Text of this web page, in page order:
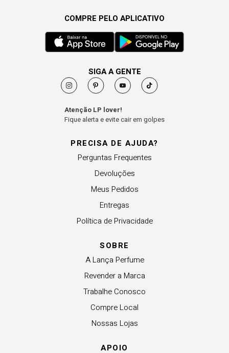
PRECISA DE AJUDA?
Perguntas Frequentes
Devoluções
Meus Pedidos
Entregas
Política de Privacidade
SOBRE
A Lança Perfume
Revender a Marca
Trabalhe Conosco
Compre Local
Nossas Lojas
APOIO
COMPRE PELO APLICATIVO
SIGA A GENTE
Atenção LP lover!
Fique alerta e evite cair em golpes